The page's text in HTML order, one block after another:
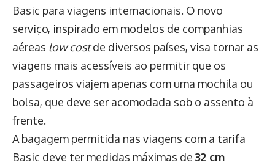
Basic para viagens internacionais. O novo
serviço, inspirado em modelos de companhias
aéreas low costde diversos países, visa tornar as
viagens mais acessíveis ao permitir que os
passageiros viajem apenas com uma mochila ou
bolsa, que deve ser acomodada sob o assento à
frente.
A bagagem permitida nas viagens com a tarifa
Basic deve ter medidas máximas de 32 cm